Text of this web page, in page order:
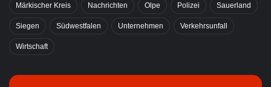
Märkischer Kreis Nachrichten Olpe Polizei Sauerland
Siegen Südwestfalen Unternehmen Verkehrsunfall
Wirtschaft